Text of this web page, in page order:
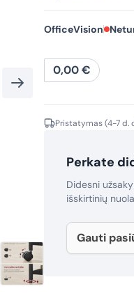
OfficeVision
0,00€
Pristatymas (4-7 d.
Perkate
Didesni
išskirtinių
Gauti